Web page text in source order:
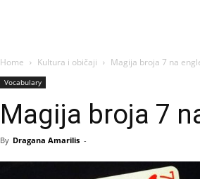
Home Kultura i običaji Magija broja 7 na
Vocabulary
Magija broja 7
By Dragana Amarilis -